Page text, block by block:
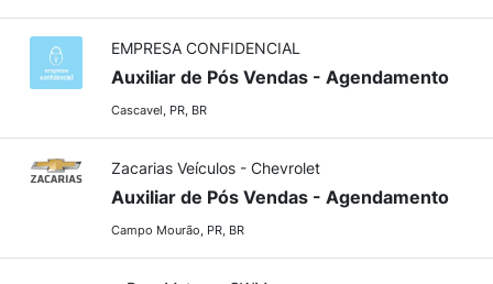
EMPRESA CONFIDENCIAL
Auxiliar de Pós Vendas - Agendamento
Cascavel, PR, BR
Zacarias Veículos - Chevrolet
Auxiliar de Pós Vendas - Agendamento
Campo Mourão, PR, BR